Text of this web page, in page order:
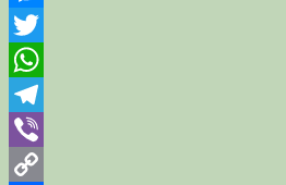
Messenger
Twitter
WhatsApp
Telegram
Viber